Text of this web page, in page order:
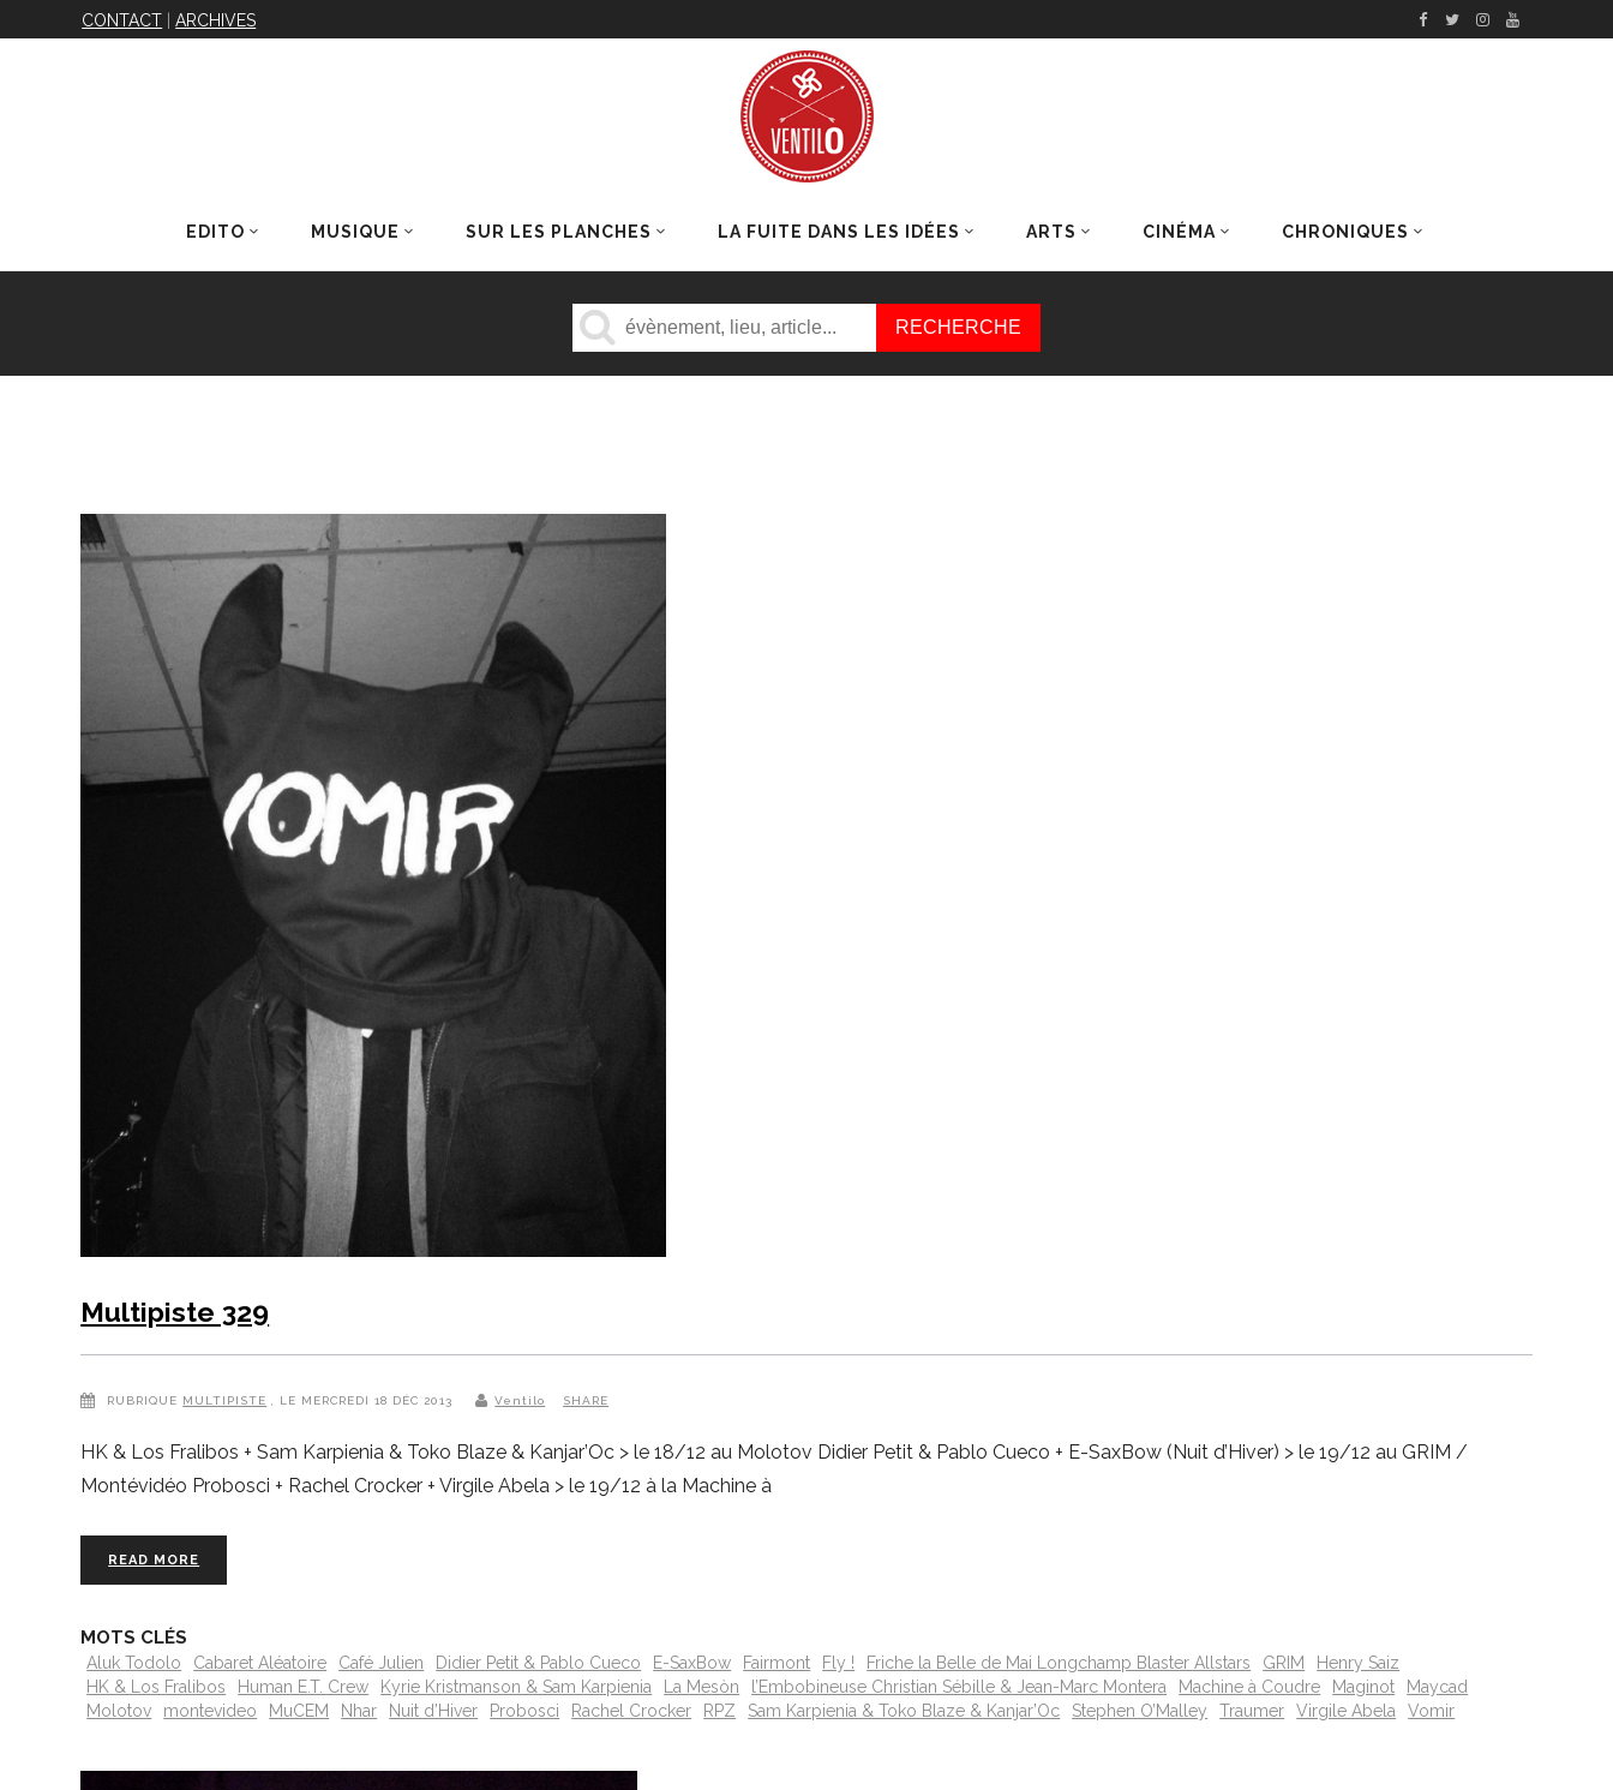
CONTACT |ARCHIVES
EDITO MUSIQUE SUR LES PLANCHES LA FUITE DANS LES IDÉES ARTS CINÉMA CHRONIQUES
DERNIERS ARTICLES
Multipiste 329
RUBRIQUE MULTIPISTE , LE MERCREDI 18 DÉC 2013 Ventilo SHARE
HK & Los Fralibos + Sam Karpienia & Toko Blaze & Kanjar’Oc > le 18/12 au Molotov Didier Petit & Pablo Cueco + E-SaxBow (Nuit d’Hiver) > le 19/12 au GRIM /
Montévidéo Probosci + Rachel Crocker + Virgile Abela > le 19/12 à la Machine à
READ MORE
MOTS CLÉS
Aluk Todolo Cabaret Aléatoire Café Julien Didier Petit & Pablo Cueco E-SaxBow Fairmont Fly ! Friche la Belle de Mai Longchamp Blaster Allstars GRIM
Henry Saiz
HK & Los Fralibos
Human E.T. Crew Kyrie Kristmanson & Sam Karpienia La Mesòn l’Embobineuse Christian Sébille & Jean-Marc Montera Machine à Coudre Maginot
Maycad
Molotov
montevideo MuCEM Nhar Nuit d’Hiver Probosci Rachel Crocker RPZ Sam Karpienia & Toko Blaze & Kanjar’Oc Stephen O’Malley Traumer Virgile Abela Vomir